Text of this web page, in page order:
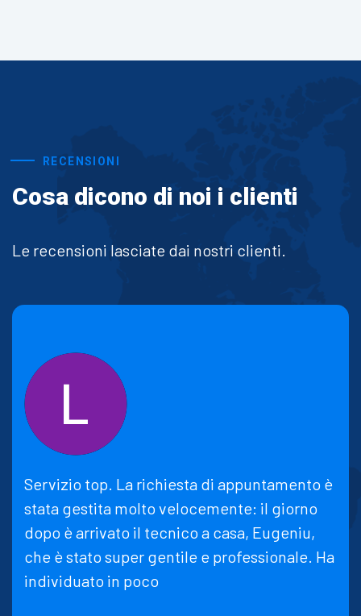
RECENSIONI
Cosa dicono di noi i clienti
Le recensioni lasciate dai nostri clienti.
Servizio top. La richiesta di appuntamento è
stata gestita molto velocemente: il giorno
dopo è arrivato il tecnico a casa, Eugeniu,
che è stato super gentile e professionale. Ha
individuato in poco